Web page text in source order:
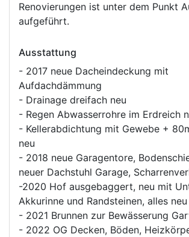
Renovierungen ist unter dem Punkt
aufgeführt.
Ausstattung
- 2017 neue Dacheindeckung mit
Aufdachdämmung
- Drainage dreifach neu
- Regen Abwasserrohre im Erdreich
- Kellerabdichtung mit Gewebe +
neu
- 2018 neue Garagentore,
neuer Dachstuhl Garage,
-2020 Hof ausgebaggert, neu mit
Akkurinne und Randsteinen, alles
- 2021 Brunnen zur Bewässerung
- 2022 OG Decken, Böden,